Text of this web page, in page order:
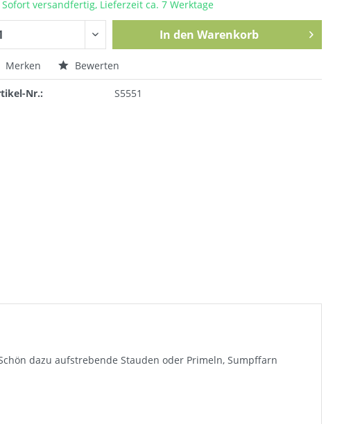
Sofort versandfertig, Lieferzeit ca. 7 Werktage
In den Warenkorb
Merken Bewerten
Nr.: S5551
dazu aufstrebende Stauden oder Primeln, Sumpffarn